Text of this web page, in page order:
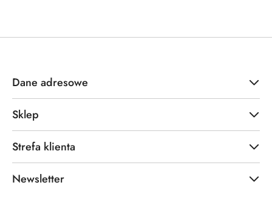
Dane adresowe
Sklep
Strefa klienta
Newsletter